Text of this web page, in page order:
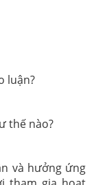
luận?
thế nào?
và hưởng ứng